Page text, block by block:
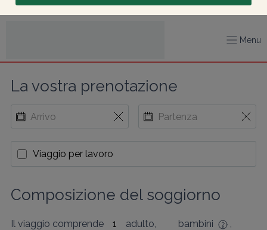
Menu
La vostra prenotazione
Viaggio per lavoro
Composizione del soggiorno
Il viaggio comprende adulto, bambini
,